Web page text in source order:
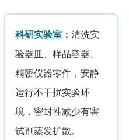
科研实验室： 清洗实
验器皿、样品容器、
精密仪器零件，安静
运行不干扰实验环
境，密封性减少有害
试剂蒸发扩散。